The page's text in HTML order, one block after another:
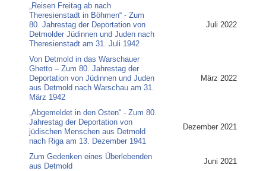
„Reisen Freitag ab nach
Theresienstadt in Böhmen“ - Zum
80. Jahrestag der Deportation von
Detmolder Jüdinnen und Juden nach
Theresienstadt am 31. Juli 1942
Juli 2022
Von Detmold in das Warschauer
Ghetto – Zum 80. Jahrestag der
Deportation von Jüdinnen und Juden
aus Detmold nach Warschau am 31.
März 1942
März 2022
„Abgemeldet in den Osten“ - Zum 80.
Jahrestag der Deportation von
jüdischen Menschen aus Detmold
nach Riga am 13. Dezember 1941
Dezember 2021
Zum Gedenken eines Überlebenden
aus Detmold
Juni 2021